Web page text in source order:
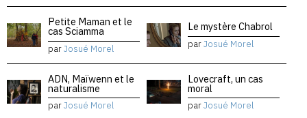
Petite Maman et le
cas Sciamma
parJosué Morel
Le mystère Chabrol
parJosué Morel
ADN, Maïwenn et le
naturalisme
parJosué Morel
Lovecraft, un cas
moral
parJosué Morel